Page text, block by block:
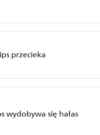
przecieka
wydobywa się hałas